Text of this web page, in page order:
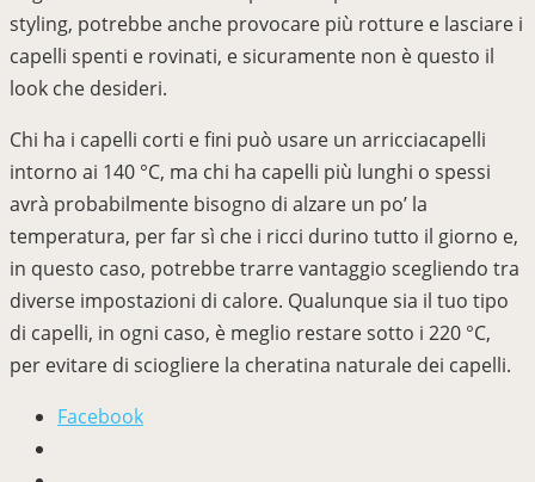
styling, potrebbe anche provocare più rotture e lasciare i
capelli spenti e rovinati, e sicuramente non è questo il
look che desideri.
Chi ha i capelli corti e fini può usare un arricciacapelli
intorno ai 140 °C, ma chi ha capelli più lunghi o spessi
avrà probabilmente bisogno di alzare un po’ la
temperatura, per far sì che i ricci durino tutto il giorno e,
in questo caso, potrebbe trarre vantaggio scegliendo tra
diverse impostazioni di calore. Qualunque sia il tuo tipo
di capelli, in ogni caso, è meglio restare sotto i 220 °C,
per evitare di sciogliere la cheratina naturale dei capelli.
Facebook